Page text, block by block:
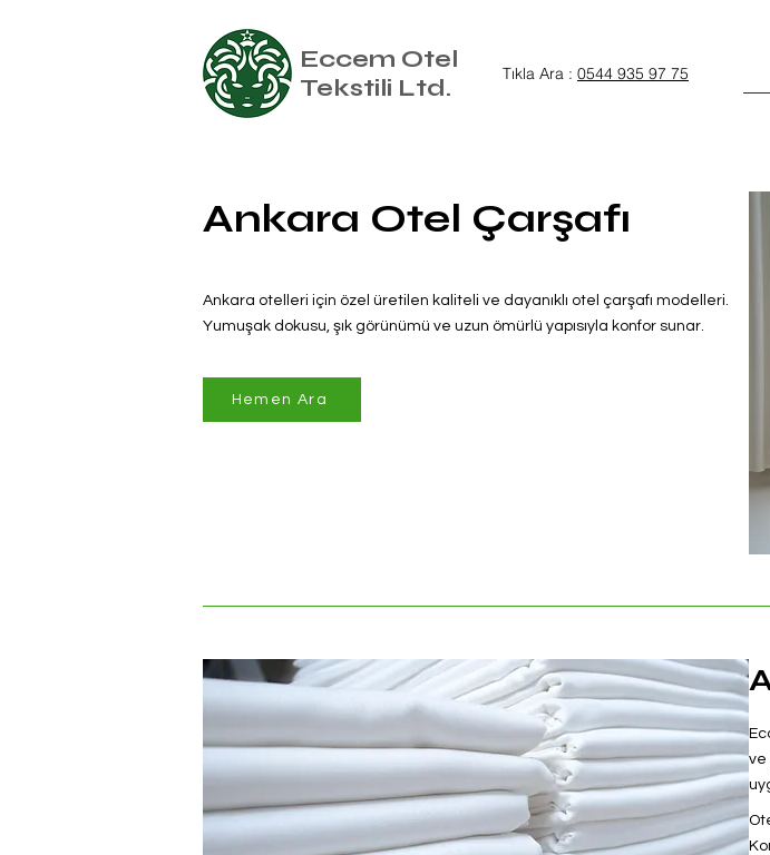
Eccem Otel
Tekstili Ltd.
Tıkla Ara : 0544 935 97 75
Ankara Otel Çarşafı
Ankara otelleri için özel üretilen kaliteli ve dayanıklı otel çarşafı modelleri.
Yumuşak dokusu, şık görünümü ve uzun ömürlü yapısıyla konfor sunar.
Hemen Ara
ve